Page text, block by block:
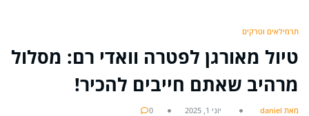
תרמילאים וטרקים
טיול מאורגן לפטרה וואדי רם: מסלול
מרהיב שאתם חייבים להכיר!
מאת daniel יוני 1, 2025 0